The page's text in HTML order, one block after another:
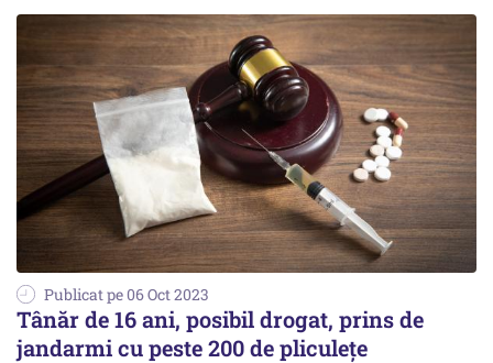
Publicat pe 06 Oct 2023
Tânăr de 16 ani, posibil drogat, prins de
jandarmi cu peste 200 de pliculețe